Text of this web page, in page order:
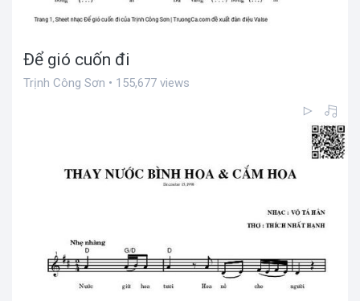
Để gió cuốn đi
Trịnh Công Sơn • 155,677 views